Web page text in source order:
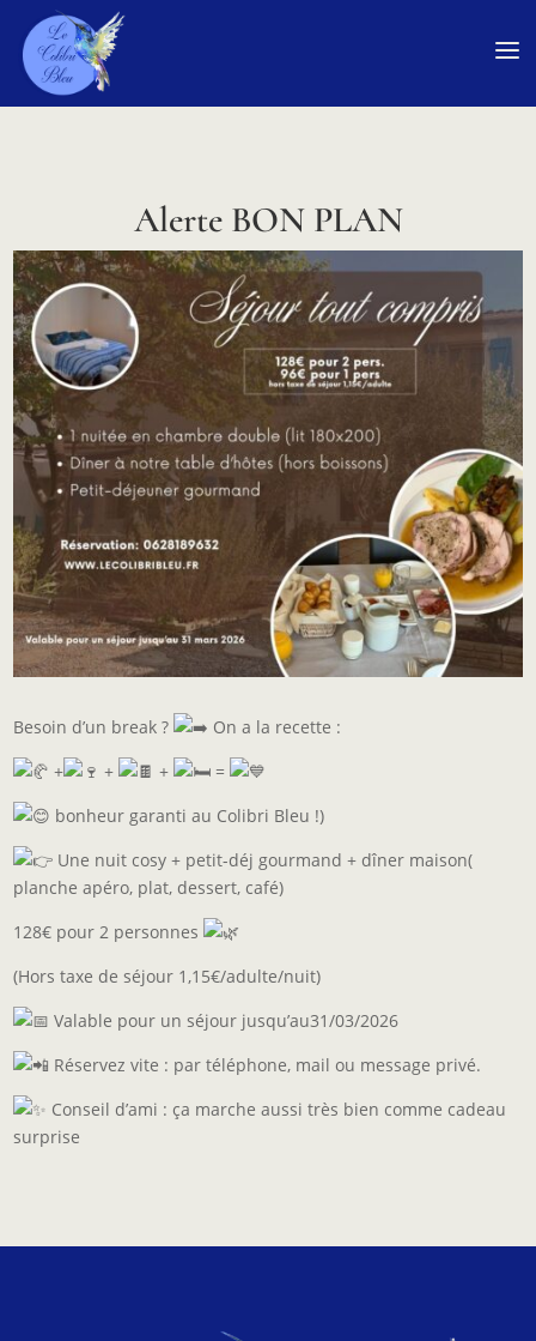
a
Alerte BON PLAN
Besoin d’un break ?
On a la recette :
+
+ +
=
bonheur garanti au Colibri Bleu !)
Une nuit cosy + petit-déj gourmand + dîner maison(
planche apéro, plat, dessert, café)
128€ pour 2 personnes
(Hors taxe de séjour 1,15€/adulte/nuit)
Valable pour un séjour jusqu’au31/03/2026
Réservez vite : par téléphone, mail ou message privé.
Conseil d’ami : ça marche aussi très bien comme cadeau
surprise